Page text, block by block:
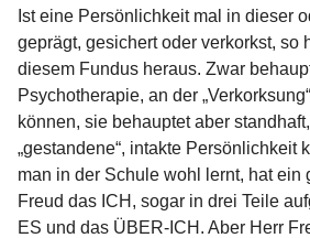
Ist eine Persönlichkeit mal in dieser
geprägt, gesichert oder verkorkst, so
diesem Fundus heraus. Zwar
Psychotherapie, an der
können, sie behauptet aber
„gestandene“, intakte Persönlichkeit
man in der Schule wohl lernt, hat ein
Freud das ICH, sogar in drei Teile
ES und das ÜBER-ICH. Aber Herr